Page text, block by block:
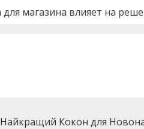
Ошибки системы
Кокон для